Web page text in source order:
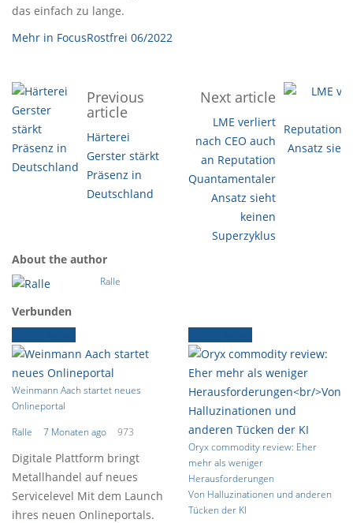
das einfach zu lange.
Mehr in FocusRostfrei 06/2022
Previous
article
Härterei
Gerster stärkt
Präsenz in
Deutschland
Next article
LME verliert
nach CEO auch
an Reputation
Quantamentaler
Ansatz sieht
keinen
Superzyklus
About the author
Ralle
Verbunden
Weinmann Aach startet neues
Onlineportal
Ralle
7 Monaten ago 973
Digitale Plattform bringt
Metallhandel auf neues
Servicelevel Mit dem Launch
ihres neuen Onlineportals.
Oryx commodity review: Eher
mehr als weniger
Herausforderungen
Von Halluzinationen und anderen
Tücken der KI